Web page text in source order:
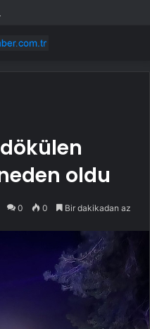
oldu
0 0 Bir dakikadan az